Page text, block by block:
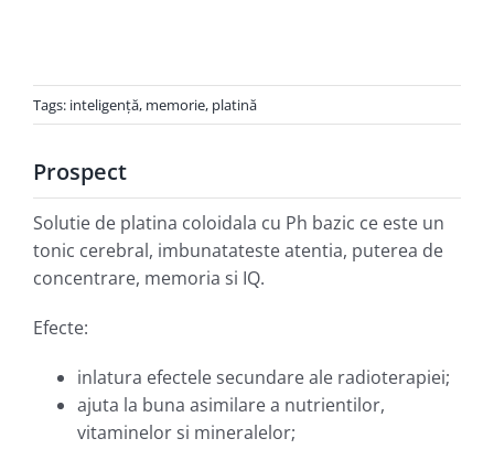
Tags: inteligenţă, memorie, platină
Prospect
Solutie de platina coloidala cu Ph bazic ce este un
tonic cerebral, imbunatateste atentia, puterea de
concentrare, memoria si IQ.
Efecte:
inlatura efectele secundare ale radioterapiei;
ajuta la buna asimilare a nutrientilor,
vitaminelor si mineralelor;